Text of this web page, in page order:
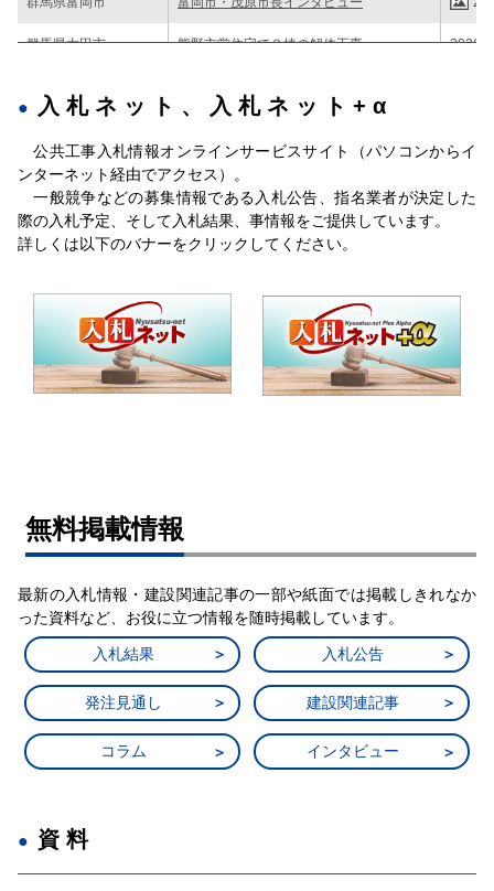
群馬県太田市 熊野市営住宅で２棟の解体工事 2026/
群馬県沼田土木事務所 下平工区で路体盛土および路床盛土工事
入札ネット、入札ネット+α
公共工事入札情報オンラインサービスサイト（パソコンからイ
ンターネット経由でアクセス）。
一般競争などの募集情報である入札公告、指名業者が決定した
際の入札予定、そして入札結果、事情報をご提供しています。
詳しくは以下のバナーをクリックしてください。
無料掲載情報
最新の入札情報・建設関連記事の一部や紙面では掲載しきれなか
った資料など、お役に立つ情報を随時掲載しています。
入札結果 入札公告
発注見通し 建設関連記事
コラム インタビュー
資料